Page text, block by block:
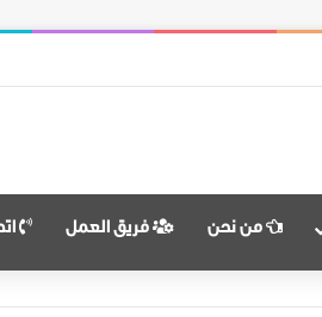
الأسد
من نحن فريق العمل